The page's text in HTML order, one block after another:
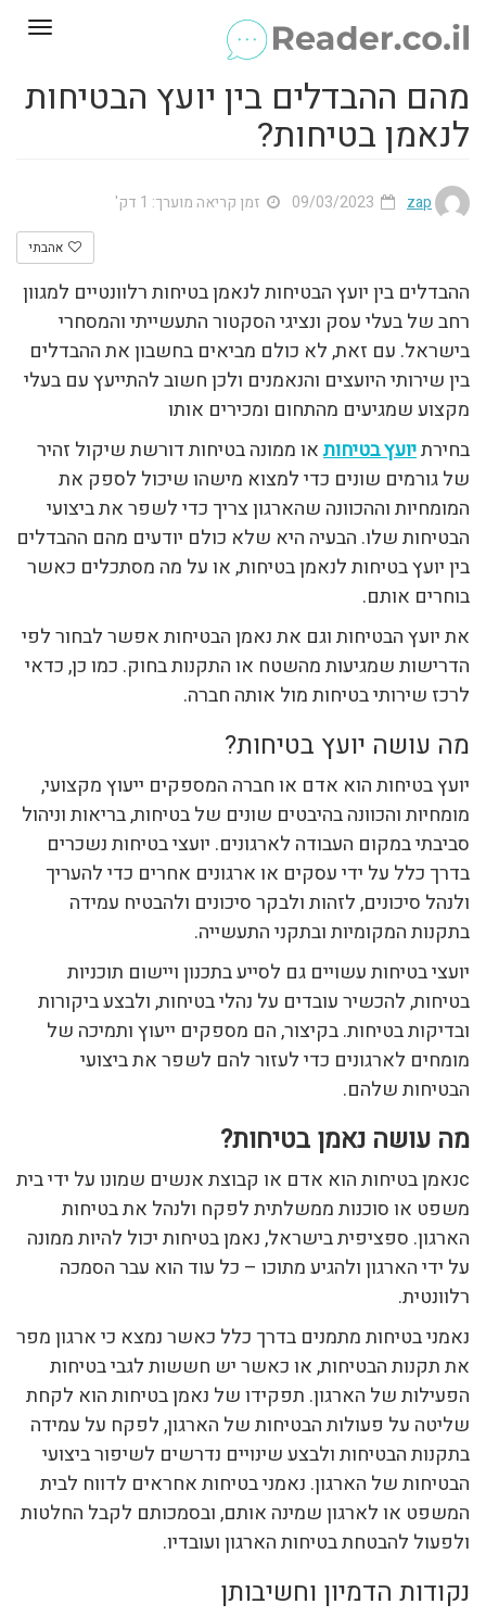
מהם ההבדלים בין יועץ הבטיחות
לנאמן בטיחות?
zap זמן קריאה מוערך: 1 דק'
אהבתי
ההבדלים בין יועץ הבטיחות לנאמן בטיחות רלוונטיים למגוון
רחב של בעלי עסק ונציגי הסקטור התעשייתי והמסחרי
בישראל. עם זאת, לא כולם מביאים בחשבון את ההבדלים
בין שירותי היועצים והנאמנים ולכן חשוב להתייעץ עם בעלי
מקצוע שמגיעים מהתחום ומכירים אותו
בחירתיועץ בטיחותאו ממונה בטיחות דורשת שיקול זהיר
של גורמים שונים כדי למצוא מישהו שיכול לספק את
המומחיות וההכוונה שהארגון צריך כדי לשפר את ביצועי
הבטיחות שלו. הבעיה היא שלא כולם יודעים מהם ההבדלים
בין יועץ בטיחות לנאמן בטיחות, או על מה מסתכלים כאשר
בוחרים אותם.
את יועץ הבטיחות וגם את נאמן הבטיחות אפשר לבחור לפי
הדרישות שמגיעות מהשטח או התקנות בחוק. כמו כן, כדאי
לרכז שירותי בטיחות מול אותה חברה.
מה עושה יועץ בטיחות?
יועץ בטיחות הוא אדם או חברה המספקים ייעוץ מקצועי,
מומחיות והכוונה בהיבטים שונים של בטיחות, בריאות וניהול
סביבתי במקום העבודה לארגונים. יועצי בטיחות נשכרים
בדרך כלל על ידי עסקים או ארגונים אחרים כדי להעריך
ולנהל סיכונים, לזהות ולבקר סיכונים ולהבטיח עמידה
בתקנות המקומיות ובתקני התעשייה.
יועצי בטיחות עשויים גם לסייע בתכנון ויישום תוכניות
בטיחות, להכשיר עובדים על נהלי בטיחות, ולבצע ביקורות
ובדיקות בטיחות. בקיצור, הם מספקים ייעוץ ותמיכה של
מומחים לארגונים כדי לעזור להם לשפר את ביצועי
הבטיחות שלהם.
מה עושה נאמן בטיחות?
cנאמן בטיחות הוא אדם או קבוצת אנשים שמונו על ידי בית
משפט או סוכנות ממשלתית לפקח ולנהל את בטיחות
הארגון. ספציפית בישראל, נאמן בטיחות יכול להיות ממונה
על ידי הארגון ולהגיע מתוכו – כל עוד הוא עבר הסמכה
רלוונטית.
נאמני בטיחות מתמנים בדרך כלל כאשר נמצא כי ארגון מפר
את תקנות הבטיחות, או כאשר יש חששות לגבי בטיחות
הפעילות של הארגון. תפקידו של נאמן בטיחות הוא לקחת
שליטה על פעולות הבטיחות של הארגון, לפקח על עמידה
בתקנות הבטיחות ולבצע שינויים נדרשים לשיפור ביצועי
הבטיחות של הארגון. נאמני בטיחות אחראים לדווח לבית
המשפט או לארגון שמינה אותם, ובסמכותם לקבל החלטות
ולפעול להבטחת בטיחות הארגון ועובדיו.
נקודות הדמיון וחשיבותן